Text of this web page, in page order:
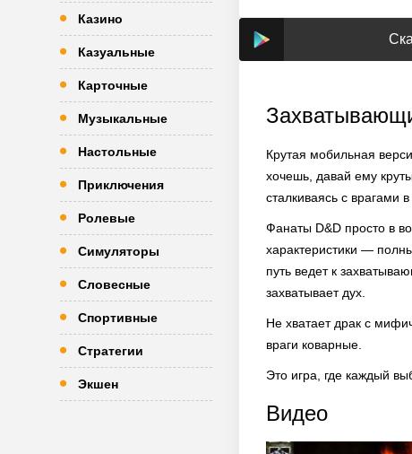
Казино
Казуальные
Карточные
Музыкальные
Настольные
Приключения
Ролевые
Симуляторы
Словесные
Спортивные
Стратегии
Экшен
Крутая мобильная
хочешь, давай ему
сталкиваясь с врагами
Фанаты D&D просто в
характеристики —
путь ведет к
захватывает дух.
Не хватает драк с
враги коварные.
Это игра, где каждый
Видео